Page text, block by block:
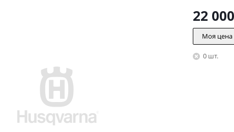
22 000
Моя цена
0 шт.